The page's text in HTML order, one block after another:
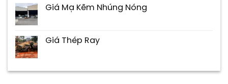
Giá Mạ Kẽm Nhúng Nóng
Giá Thép Ray